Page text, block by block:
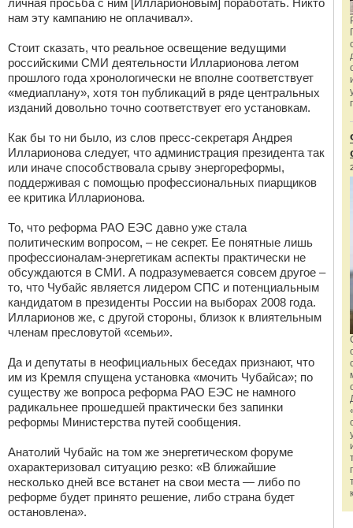
личная просьба с ним [Илларионовым] поработать. Никто
нам эту кампанию не оплачивал».
Стоит сказать, что реальное освещение ведущими
российскими СМИ деятельности Илларионова летом
прошлого года хронологически не вполне соответствует
«медиаплану», хотя тон публикаций в ряде центральных
изданий довольно точно соответствует его установкам.
Как бы то ни было, из слов пресс-секретаря Андрея
Илларионова следует, что администрация президента так
или иначе способствовала срыву энергореформы,
поддерживая с помощью профессиональных пиарщиков
ее критика Илларионова.
То, что реформа РАО ЕЭС давно уже стала
политическим вопросом, – не секрет. Ее понятные лишь
профессионалам-энергетикам аспекты практически не
обсуждаются в СМИ. А подразумевается совсем другое –
то, что Чубайс является лидером СПС и потенциальным
кандидатом в президенты России на выборах 2008 года.
Илларионов же, с другой стороны, близок к влиятельным
членам пресловутой «семьи».
Да и депутаты в неофициальных беседах признают, что
им из Кремля спущена установка «мочить Чубайса»; по
существу же вопроса реформа РАО ЕЭС не намного
радикальнее прошедшей практически без запинки
реформы Министерства путей сообщения.
Анатолий Чубайс на том же энергетическом форуме
охарактеризовал ситуацию резко: «В ближайшие
несколько дней все встанет на свои места — либо по
реформе будет принято решение, либо страна будет
остановлена».